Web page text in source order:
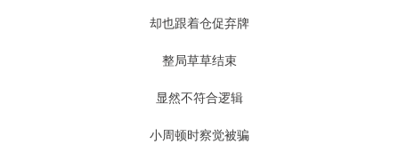
却也跟着仓促弃牌
整局草草结束
显然不符合逻辑
小周顿时察觉被骗